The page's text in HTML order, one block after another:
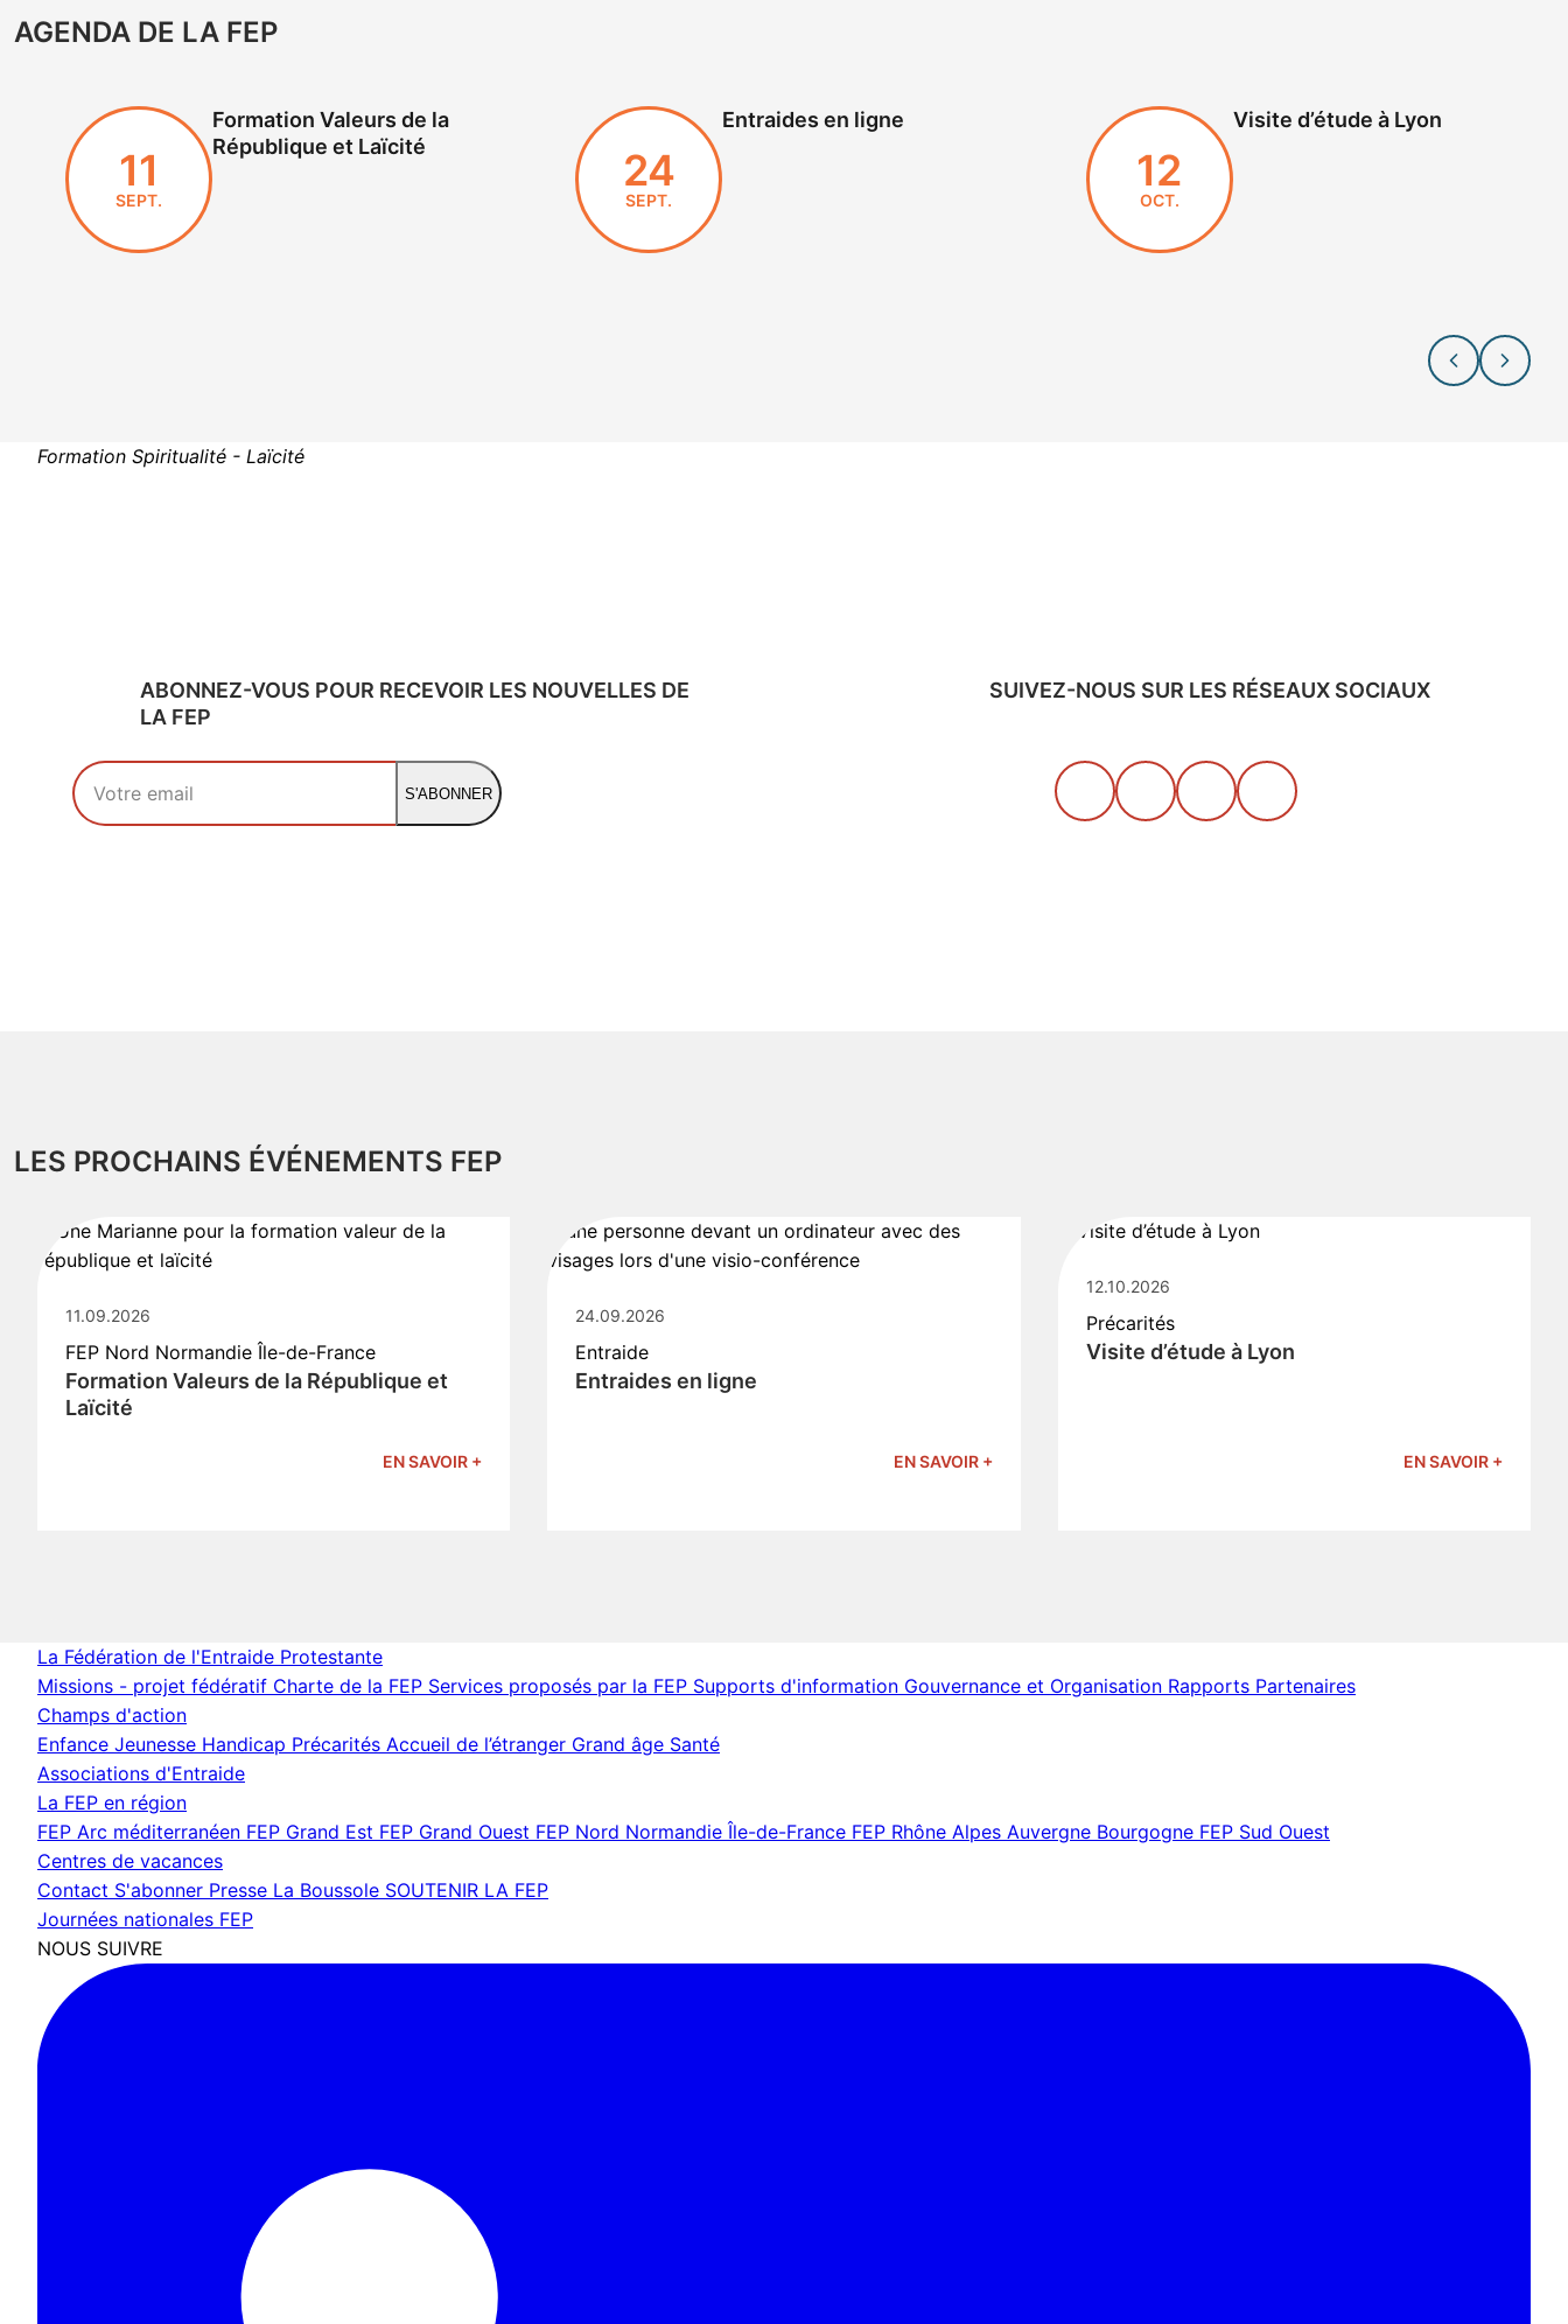
AGENDA DE LA FEP
11
SEPT.
Formation Valeurs de la
République et Laïcité
24
SEPT.
Entraides en ligne
12
OCT.
Visite d’étude à Lyon
Formation Spiritualité - Laïcité
ABONNEZ-VOUS POUR RECEVOIR LES NOUVELLES DE
LA FEP
Votre adresse email
S'ABONNER
SUIVEZ-NOUS SUR LES RÉSEAUX SOCIAUX
LES PROCHAINS ÉVÉNEMENTS FEP
11.09.2026
FEP Nord Normandie Île-de-France
Formation Valeurs de la République et
Laïcité
EN SAVOIR +
24.09.2026
Entraide
Entraides en ligne
EN SAVOIR +
12.10.2026
Précarités
Visite d’étude à Lyon
EN SAVOIR +
La Fédération de l'Entraide Protestante
Missions - projet fédératif Charte de la FEP Services proposés par la FEP Supports d'information Gouvernance et Organisation Rapports Partenaires
Champs d'action
Enfance Jeunesse Handicap Précarités Accueil de l’étranger Grand âge Santé
Associations d'Entraide
La FEP en région
FEP Arc méditerranéen FEP Grand Est FEP Grand Ouest FEP Nord Normandie Île-de-France FEP Rhône Alpes Auvergne Bourgogne FEP Sud Ouest
Centres de vacances
Contact S'abonner Presse La Boussole SOUTENIR LA FEP
Journées nationales FEP
NOUS SUIVRE